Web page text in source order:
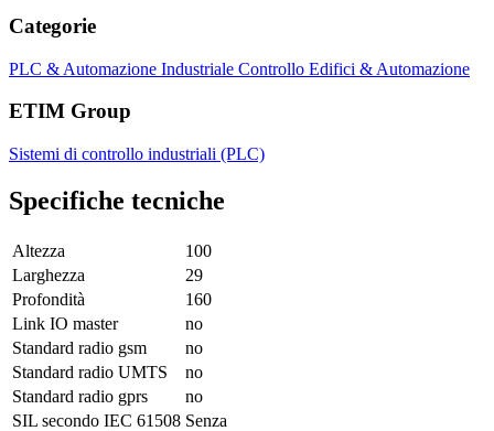
Categorie
PLC & Automazione Industriale Controllo Edifici & Automazione
ETIM Group
Sistemi di controllo industriali (PLC)
Specifiche tecniche
Altezza
100
Larghezza
29
Profondità
160
Link IO master
no
Standard radio gsm
no
Standard radio UMTS
no
Standard radio gprs
no
SIL secondo IEC 61508 Senza